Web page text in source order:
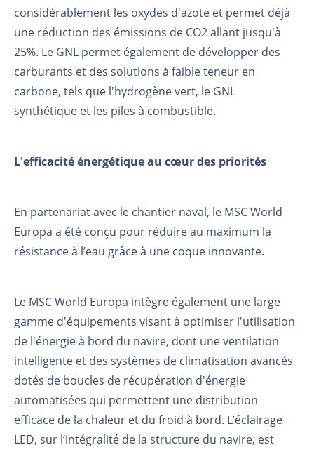
considérablement les oxydes d'azote et permet déjà
une réduction des émissions de CO2 allant jusqu'à
25%. Le GNL permet également de développer des
carburants et des solutions à faible teneur en
carbone, tels que l'hydrogène vert, le GNL
synthétique et les piles à combustible.
L'efficacité énergétique au cœur des priorités
En partenariat avec le chantier naval, le MSC World
Europa a été conçu pour réduire au maximum la
résistance à l’eau grâce à une coque innovante.
Le MSC World Europa intègre également une large
gamme d'équipements visant à optimiser l'utilisation
de l'énergie à bord du navire, dont une ventilation
intelligente et des systèmes de climatisation avancés
dotés de boucles de récupération d'énergie
automatisées qui permettent une distribution
efficace de la chaleur et du froid à bord. L’éclairage
LED, sur l’intégralité de la structure du navire, est